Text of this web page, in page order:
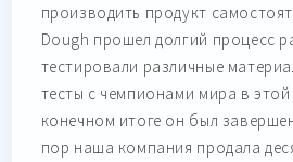
производить продукт
Dough прошел долгий процесс
тестировали различные
тесты с чемпионами мира в
конечном итоге он был
пор наша компания продала